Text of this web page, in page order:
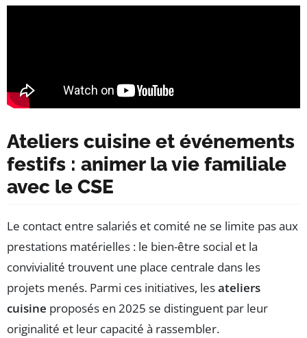
Ateliers cuisine et événements
festifs : animer la vie familiale
avec le CSE
Le contact entre salariés et comité ne se limite pas aux
prestations matérielles : le bien-être social et la
convivialité trouvent une place centrale dans les
projets menés. Parmi ces initiatives, lesateliers
cuisine proposés en 2025 se distinguent par leur
originalité et leur capacité à rassembler.